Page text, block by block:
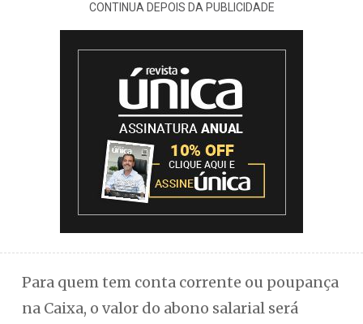
CONTINUA DEPOIS DA PUBLICIDADE
Para quem tem conta corrente ou poupança
na Caixa, o valor do abono salarial será